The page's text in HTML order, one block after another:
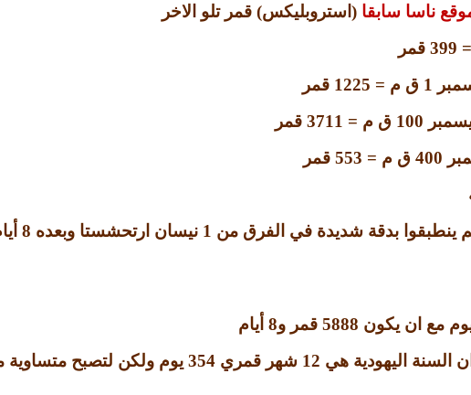
ناسا سابقا ( استروبليكس) قمر تلو الاخر
= 399
قمر
1 ق م = 1225
قمر
100 ق م = 3711
قمر
400 ق م = 553
قمر
ينطبقوا بدقة شديدة في الفرق من 1 نيسان ارتحشستا وبعده 8
مع ان يكون 5888 قمر و8 أيام
اليهودية هي 12 شهر قمري 354 يوم ولكن لتصبح